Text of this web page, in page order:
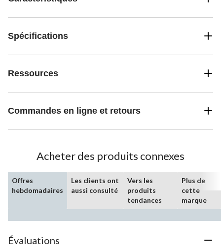
Spécifications
Ressources
Commandes en ligne et retours
Acheter des produits connexes
Offres
hebdomadaires
Les clients ont
aussi consulté
Vers les
produits
tendances
Plus de
cette
marque
Évaluations